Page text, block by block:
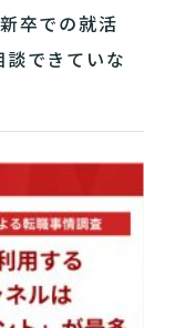
卒での就活
できていな